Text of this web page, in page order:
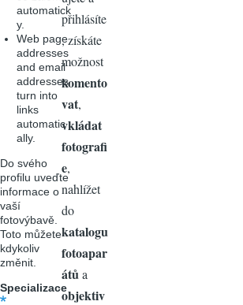
automatick
y.
Web page
addresses
and email
addresses
turn into
links
automatic
ally.
Do svého
profilu uveďte
informace o
vaší
fotovýbavě.
Toto můžete
kdykoliv
změnit.
Specializace
přihlásíte
, získáte
možnost
komento
vat,
vkládat
fotografi
e,
nahlížet
do
katalogu
fotoapar
átů a
objektiv